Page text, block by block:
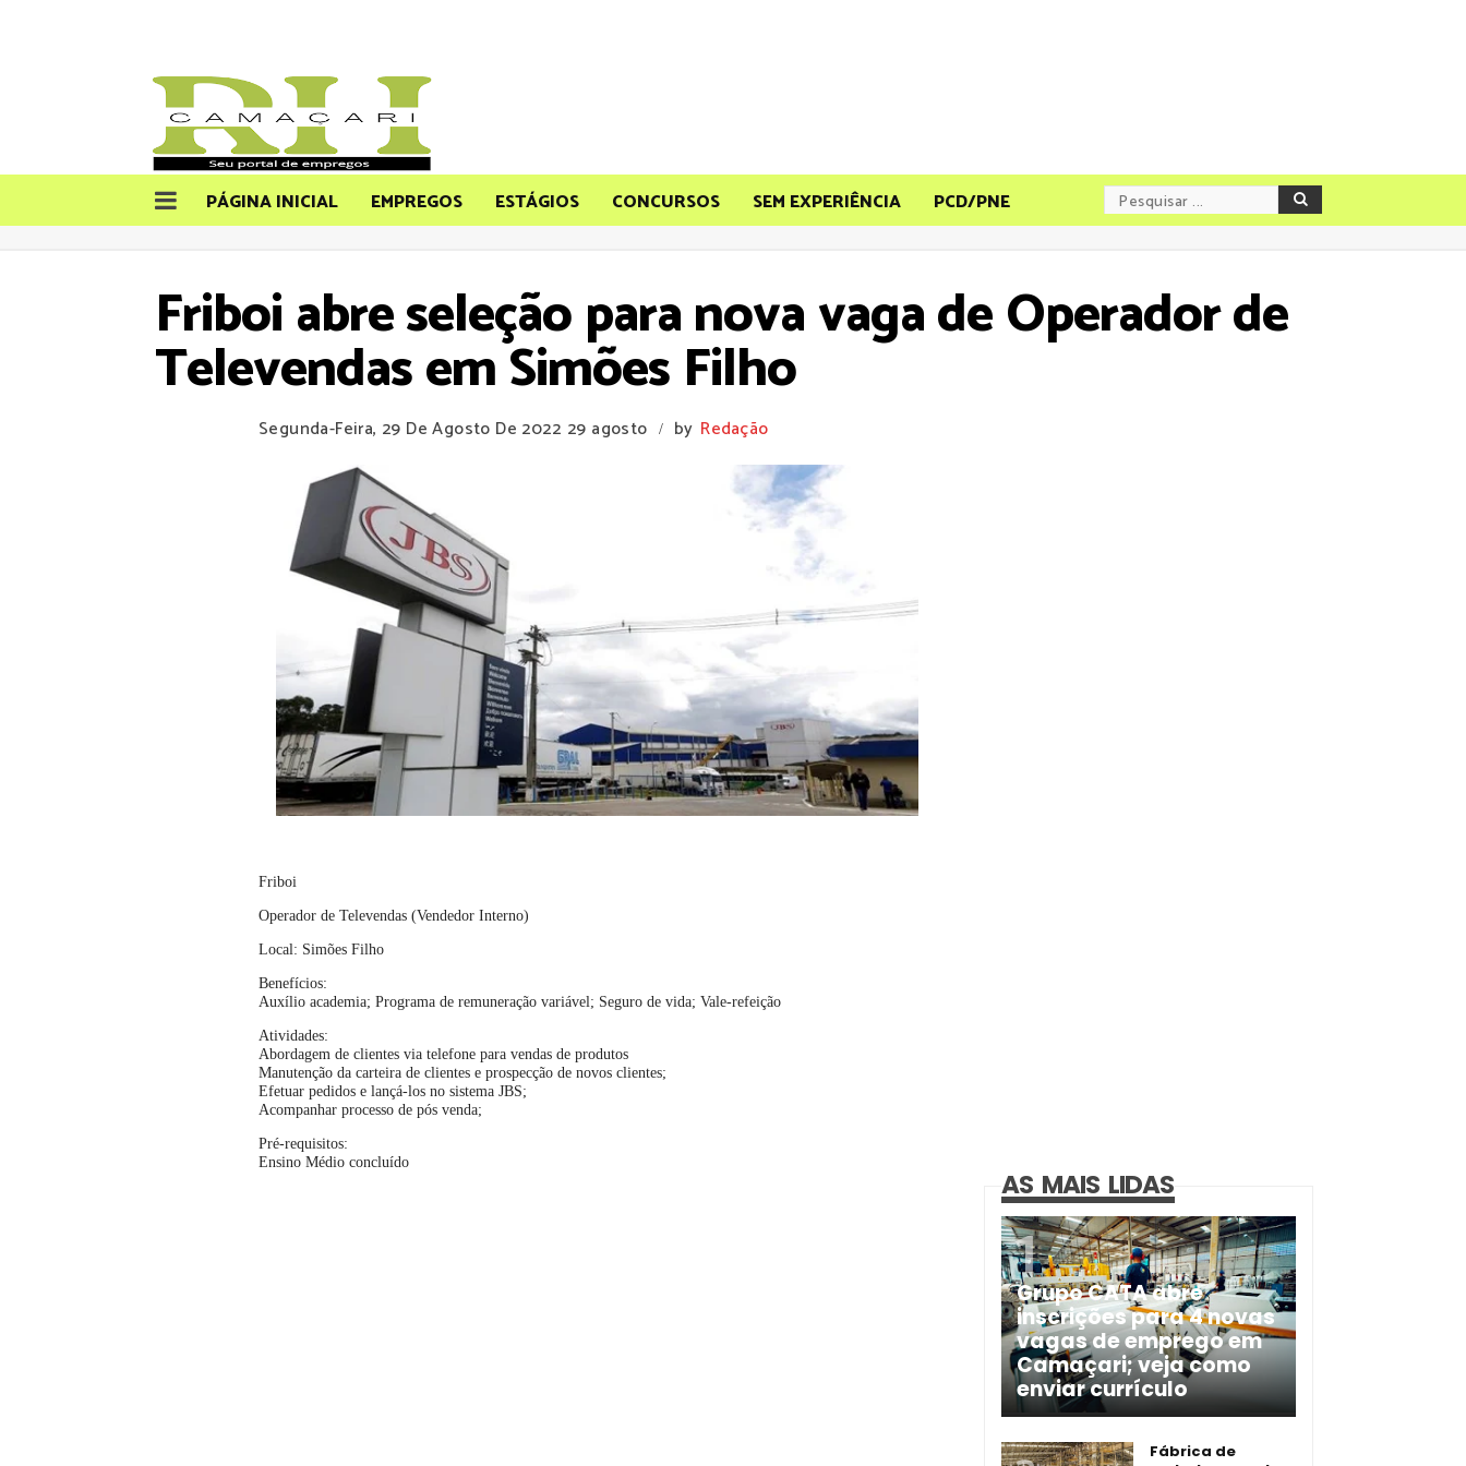
PÁGINA INICIAL EMPREGOS ESTÁGIOS CONCURSOS SEM EXPERIÊNCIA PCD/PNE
Friboi abre seleção para nova vaga de Operador de
Televendas em Simões Filho
Segunda-Feira, 29 De Agosto De 2022 29 agosto / by Redação
Friboi
Operador de Televendas (Vendedor Interno)
Local: Simões Filho
Benefícios:
Auxílio academia; Programa de remuneração variável; Seguro de vida; Vale-refeição
Atividades:
Abordagem de clientes via telefone para vendas de produtos
Manutenção da carteira de clientes e prospecção de novos clientes;
Efetuar pedidos e lançá-los no sistema JBS;
Acompanhar processo de pós venda;
Pré-requisitos:
Ensino Médio concluído
AS MAIS LIDAS
Grupo CATA abre
inscrições para 4 novas
vagas de emprego em
Camaçari; veja como
enviar currículo
Fábrica de